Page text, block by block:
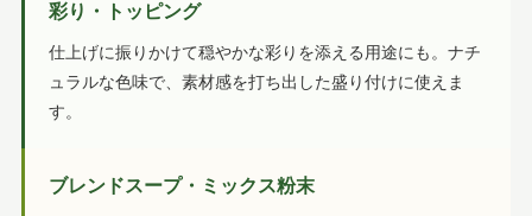
彩り・トッピング
仕上げに振りかけて穏やかな彩りを添える用途にも。ナチ
ュラルな色味で、素材感を打ち出した盛り付けに使えま
す。
ブレンドスープ・ミックス粉末